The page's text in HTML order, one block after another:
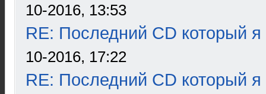
10-2016, 13:53
RE: Последний CD который я
10-2016, 17:22
RE: Последний CD который я